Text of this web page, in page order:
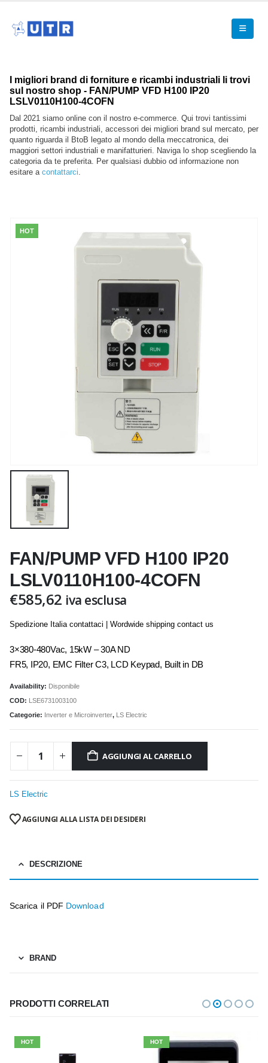
I migliori brand di forniture e ricambi industriali li trovi
sul nostro shop - FAN/PUMP VFD H100 IP20
LSLV0110H100-4COFN
Dal 2021 siamo online con il nostro e-commerce. Qui trovi tantissimi
prodotti, ricambi industriali, accessori dei migliori brand sul mercato, per
quanto riguarda il BtoB legato al mondo della meccatronica, dei
maggiori settori industriali e manifatturieri. Naviga lo shop scegliendo la
categoria da te preferita. Per qualsiasi dubbio od informazione non
esitare a contattarci.
HOT
FAN/PUMP VFD H100 IP20
LSLV0110H100-4COFN
€585,62 iva esclusa
Spedizione Italia contattaci | Wordwide shipping contact us
3×380-480Vac, 15kW – 30A ND
FR5, IP20, EMC Filter C3, LCD Keypad, Built in DB
Availability: Disponibile
COD: LSE6731003100
Categorie: Inverter e Microinverter, LS Electric
AGGIUNGI AL CARRELLO
LS Electric
AGGIUNGI ALLA LISTA DEI DESIDERI
DESCRIZIONE
Scarica il PDF Download
BRAND
PRODOTTI CORRELATI
HOT HOT